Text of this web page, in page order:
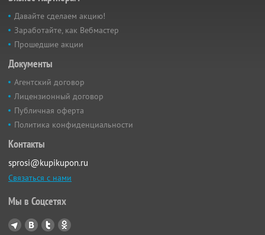
Давайте сделаем акцию!
Заработайте, как Вебмастер
Прошедшие акции
Документы
Агентский договор
Лицензионный договор
Публичная оферта
Политика конфиденциальности
Контакты
sprosi@kupikupon.ru
Связаться с нами
Мы в Соцсетях